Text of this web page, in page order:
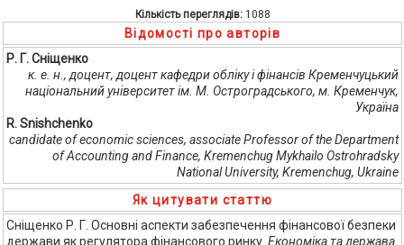
Кількість переглядів: 1088
Відомості про авторів
Р. Г. Сніщенко
к. е. н., доцент, доцент кафедри обліку і фінансів Кременчуцький
національний університет ім. М. Остроградського, м. Кременчук,
Україна
R. Snishchenko
сandidate of economic sciences, associate Professor of the Department
of Accounting and Finance, Kremenchug Mykhailo Ostrohradsky
National University, Kremenchug, Ukraine
Як цитувати статтю
Сніщенко Р. Г. Основні аспекти забезпечення фінансової безпеки
держави як регулятора фінансового ринку. Економіка та держава